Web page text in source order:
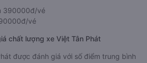
390000đ/vé
vé
chất lượng xe Việt Tân Phát
được đánh giá với số điểm trung bình